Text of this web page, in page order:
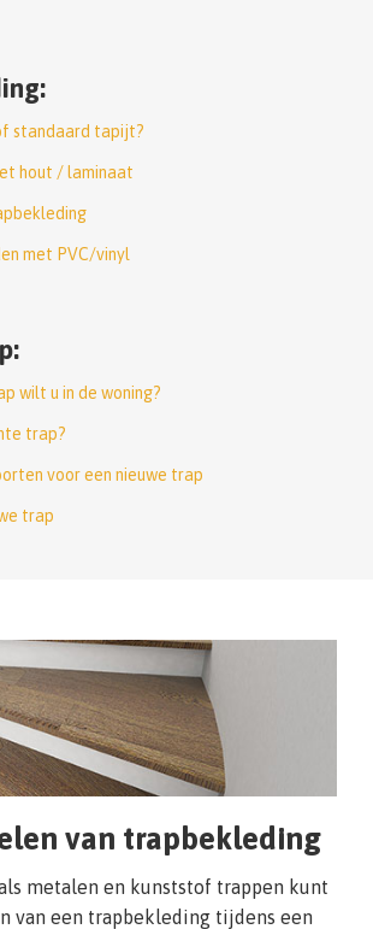
standaard tapijt?
hout / laminaat
met PVC/vinyl
wilt u in de woning?
trap?
voor een nieuwe trap
trap
van trapbekleding
metalen en kunststof trappen kunt
van een trapbekleding tijdens een